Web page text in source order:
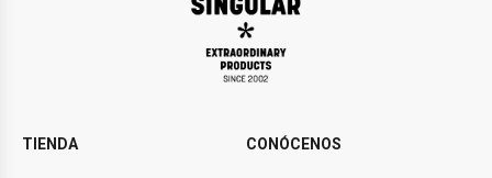
TIENDA CONÓCENOS